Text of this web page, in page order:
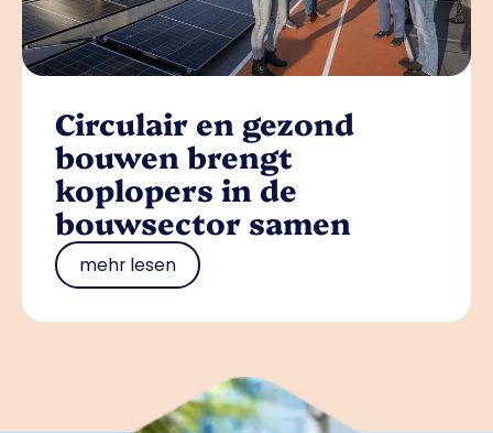
Circulair en gezond
bouwen brengt
koplopers in de
bouwsector samen
mehr lesen